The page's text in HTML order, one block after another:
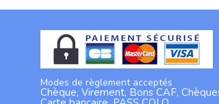
Modes de règlement acceptés
Chèque, Virement, Bons CAF,